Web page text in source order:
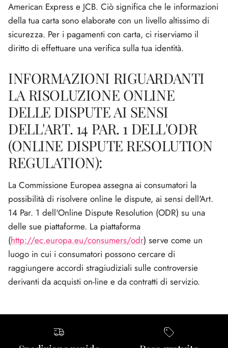
American Express e JCB. Ciò significa che le informazioni
della tua carta sono elaborate con un livello altissimo di
sicurezza. Per i pagamenti con carta, ci riserviamo il
diritto di effettuare una verifica sulla tua identità.
INFORMAZIONI RIGUARDANTI
LA RISOLUZIONE ONLINE
DELLE DISPUTE AI SENSI
DELL'ART. 14 PAR. 1 DELL'ODR
(ONLINE DISPUTE RESOLUTION
REGULATION):
La Commissione Europea assegna ai consumatori la
possibilità di risolvere online le dispute, ai sensi dell'Art.
14 Par. 1 dell'Online Dispute Resolution (ODR) su una
delle sue piattaforme. La piattaforma
(http://ec.europa.eu/consumers/odr) serve come un
luogo in cui i consumatori possono cercare di
raggiungere accordi stragiudiziali sulle controversie
derivanti da acquisti on-line e da contratti di servizio.